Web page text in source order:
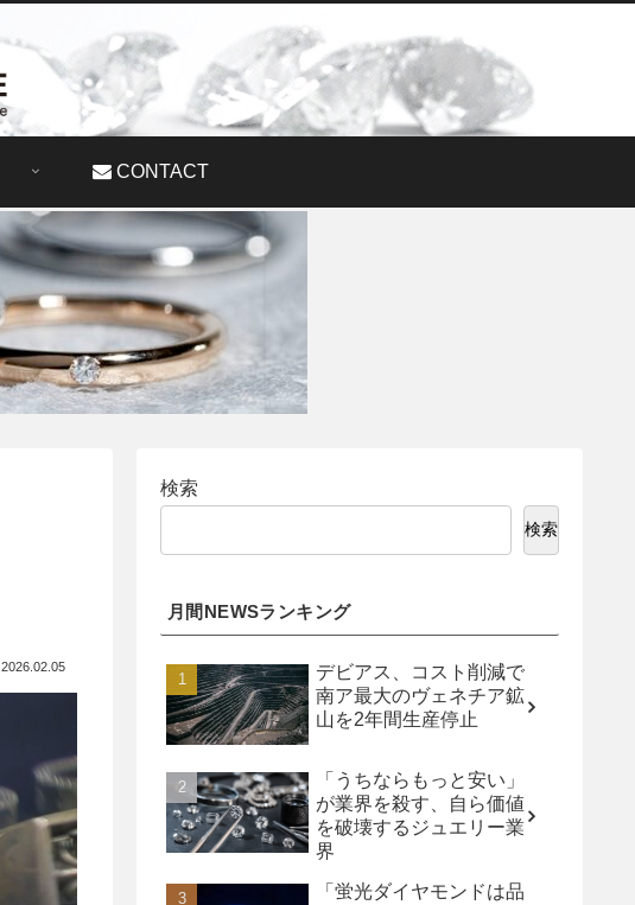
CONTACT
2026.02.05
検索
検索
月間NEWSランキング
デビアス、コスト削減で
南ア最大のヴェネチア鉱
山を2年間生産停止
「うちならもっと安い」
が業界を殺す、自ら価値
を破壊するジュエリー業
界
「蛍光ダイヤモンドは品